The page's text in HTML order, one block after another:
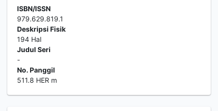
ISBN/ISSN
979.629.819.1
Deskripsi Fisik
194 Hal
Judul Seri
-
No. Panggil
511.8 HER m